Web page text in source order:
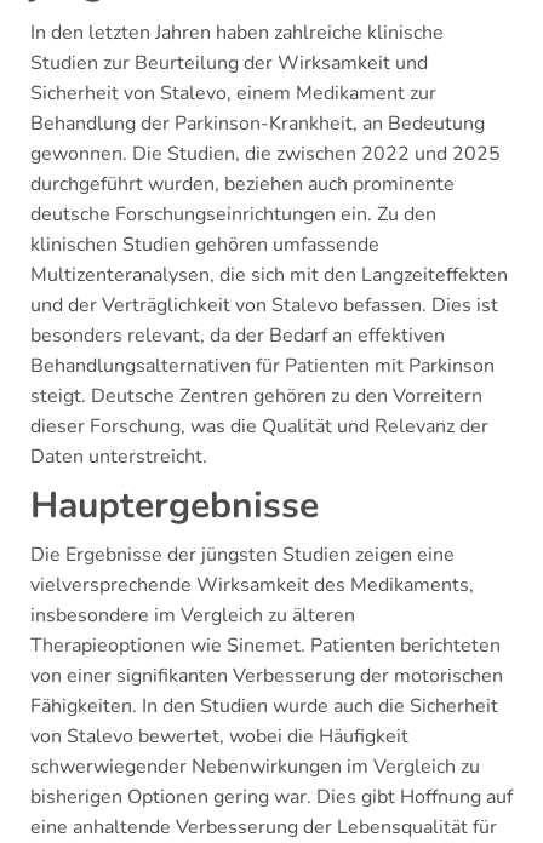
In den letzten Jahren haben zahlreiche klinische
Studien zur Beurteilung der Wirksamkeit und
Sicherheit von Stalevo, einem Medikament zur
Behandlung der Parkinson-Krankheit, an Bedeutung
gewonnen. Die Studien, die zwischen 2022 und 2025
durchgeführt wurden, beziehen auch prominente
deutsche Forschungseinrichtungen ein. Zu den
klinischen Studien gehören umfassende
Multizenteranalysen, die sich mit den Langzeiteffekten
und der Verträglichkeit von Stalevo befassen. Dies ist
besonders relevant, da der Bedarf an effektiven
Behandlungsalternativen für Patienten mit Parkinson
steigt. Deutsche Zentren gehören zu den Vorreitern
dieser Forschung, was die Qualität und Relevanz der
Daten unterstreicht.
Hauptergebnisse
Die Ergebnisse der jüngsten Studien zeigen eine
vielversprechende Wirksamkeit des Medikaments,
insbesondere im Vergleich zu älteren
Therapieoptionen wie Sinemet. Patienten berichteten
von einer signifikanten Verbesserung der motorischen
Fähigkeiten. In den Studien wurde auch die Sicherheit
von Stalevo bewertet, wobei die Häufigkeit
schwerwiegender Nebenwirkungen im Vergleich zu
bisherigen Optionen gering war. Dies gibt Hoffnung auf
eine anhaltende Verbesserung der Lebensqualität für